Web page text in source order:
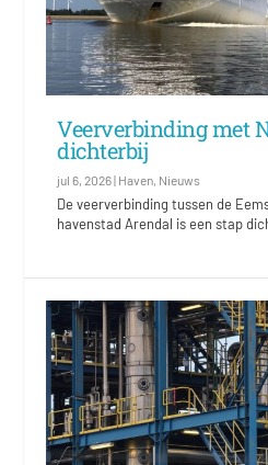
Veerverbinding met
dichterbij
jul 6, 2026| Haven, Nieuws
De veerverbinding tussen de
havenstad Arendal is een stap